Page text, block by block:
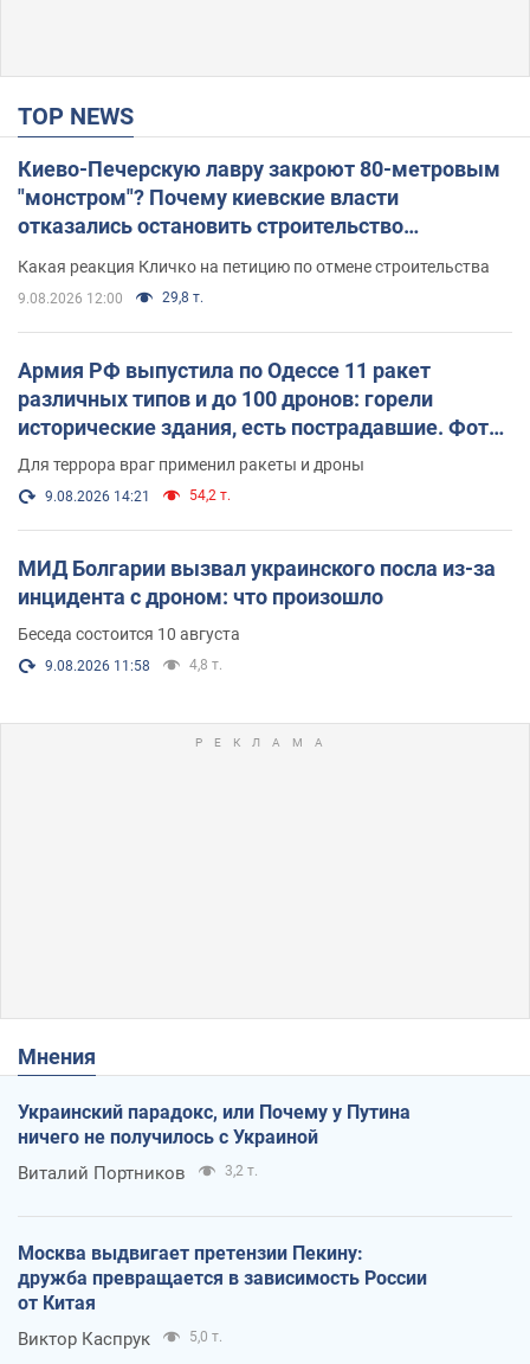
TOP NEWS
Киево-Печерскую лавру закроют 80-метровым
"монстром"? Почему киевские власти
отказались остановить строительство
Какая реакция Кличко на петицию по отмене строительства
9.08.2026 12:00 29,8 т.
Армия РФ выпустила по Одессе 11 ракет
различных типов и до 100 дронов: горели
исторические здания, есть пострадавшие. Фото
и видео
Для террора враг применил ракеты и дроны
9.08.2026 14:21 54,2 т.
МИД Болгарии вызвал украинского посла из-за
инцидента с дроном: что произошло
Беседа состоится 10 августа
9.08.2026 11:58 4,8 т.
Мнения
Украинский парадокс, или Почему у Путина
ничего не получилось с Украиной
Виталий Портников 3,2 т.
Москва выдвигает претензии Пекину:
дружба превращается в зависимость России
от Китая
Виктор Каспрук 5,0 т.